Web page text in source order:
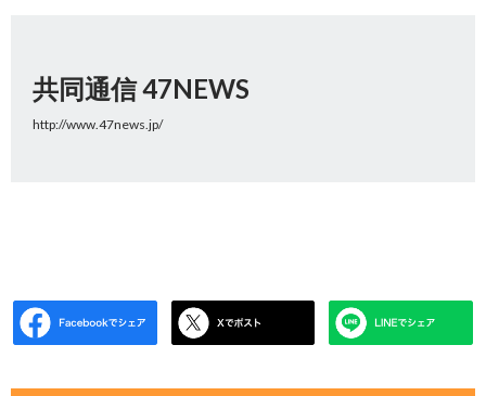
共同通信 47NEWS
http://www.47news.jp/